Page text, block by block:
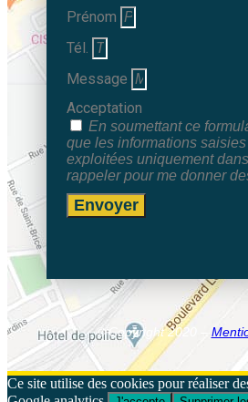
Prénom
Tél.
Message
Acceptation
En soumettant ce
que les informations
exploitées uniquement
rappeler pour me donner
Envoyer
© Copyright 2020 –
Ce site utilise des cookies pour réaliser